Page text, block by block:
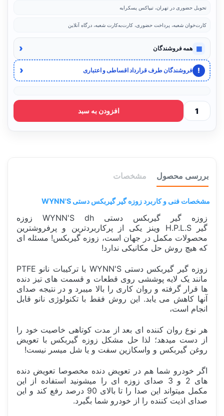
تحویل حضوری در تهران، تیپاکس پسکرایه
کارت‌خوان شعبه، پرداخت حضوری، کارت‌به‌کارت شعبه، درگاه آنلاین
▦ همه فروشندگان ‹
! فروشندگان طرف قرارداد اقساطی و اعتباری ‹
افزودن به سبد
بررسی محصول مشخصات
مشخصات فنی و کاربرد زوزه گیر گیربکس دستی WYNN'S
زوزه گیر گیربکس دستی WYNN'S dh زوزه
گیر H.P.L.S وینز یکی از پرکاربردترین و پرفروشترین
محصولات مکمل در جهان است، زوزه گیربکس! مسئله ای
که هیچ روش حل مکانیکی ندارد!
زوزه گیر گیربکس دستی WYNN'S با ترکیبات نانو PTFE
مانند یک لایه پوششی روی قطعات و قسمت های تیز دنده
ها قرار گرفته و روان کاری را بالا میبرد و در نتیجه صدای
آنها کاهش می یابد. این روش فقط با تکنولوژی نانو قابل
انجام است،
هر نوع روان کننده ای بعد از مدت کوتاهی خاصیت خود را
از دست میدهد؛ لذا حل مشکل زوزه گیربکس با تعویض
روغن گیربکس و واسکازین سفت و یا شل میسر نیست!
اگر خودرو شما هم در تعویض دنده مخصوصا تعویض دنده
های 2 و 3 صدای زوزه ای را میشونید استفاده از این
مکمل میتواند این صدا را تا بالای 90 درصد رفع کند و این
صدای اذیت کننده را از خودرو شما بگیرد.